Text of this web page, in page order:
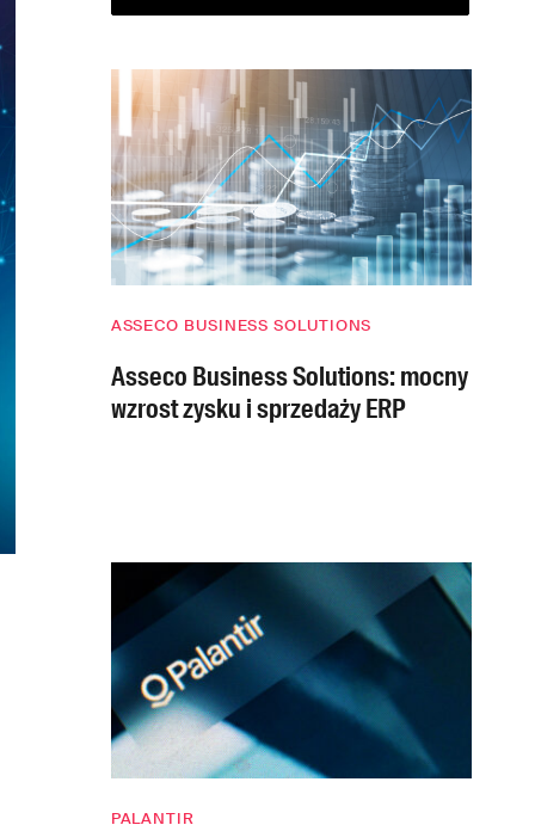
ASSECO BUSINESS SOLUTIONS
Asseco Business Solutions: mocny
wzrost zysku i sprzedaży ERP
PALANTIR